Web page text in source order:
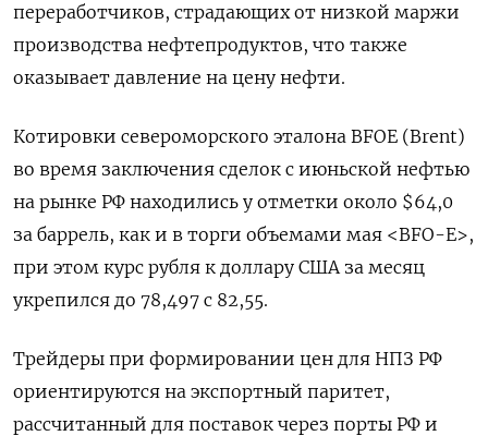
переработчиков, страдающих от низкой маржи
производства нефтепродуктов, что также
оказывает давление на цену нефти.
Котировки североморского эталона BFOE (Brent)
во время заключения сделок с июньской нефтью
на рынке РФ находились у отметки около $64,0
за баррель, как и в торги объемами мая <BFO-E>,
при этом курс рубля к доллару США за месяц
укрепился до 78,497 с 82,55.
Трейдеры при формировании цен для НПЗ РФ
ориентируются на экспортный паритет,
рассчитанный для поставок через порты РФ и